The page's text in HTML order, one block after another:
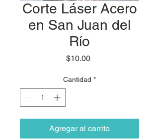
Corte Láser Acero
en San Juan del
Río
$10.00Precio
Cantidad *
Agregar al carrito